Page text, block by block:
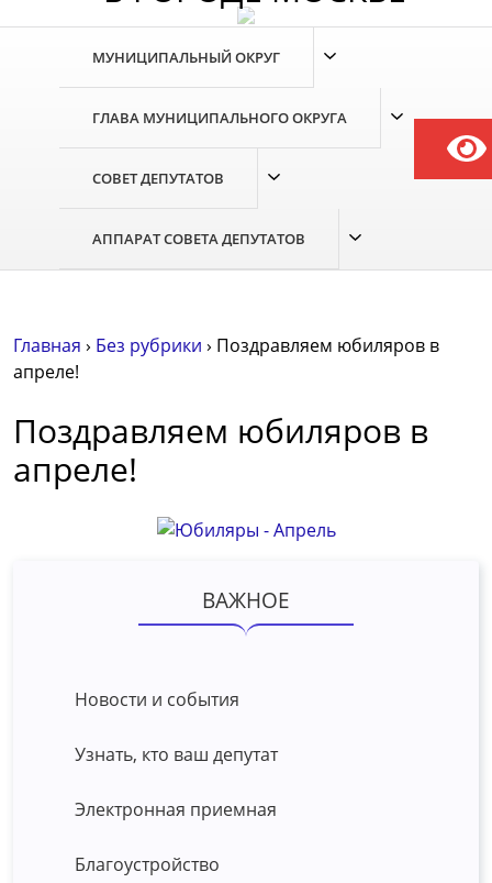
content
МУНИЦИПАЛЬНЫЙ ОКРУГ
ГЛАВА МУНИЦИПАЛЬНОГО ОКРУГА
СОВЕТ ДЕПУТАТОВ
АППАРАТ СОВЕТА ДЕПУТАТОВ
Главная › Без рубрики › Поздравляем юбиляров в
апреле!
Поздравляем юбиляров в
апреле!
ВАЖНОЕ
Новости и события
Узнать, кто ваш депутат
Электронная приемная
Благоустройство